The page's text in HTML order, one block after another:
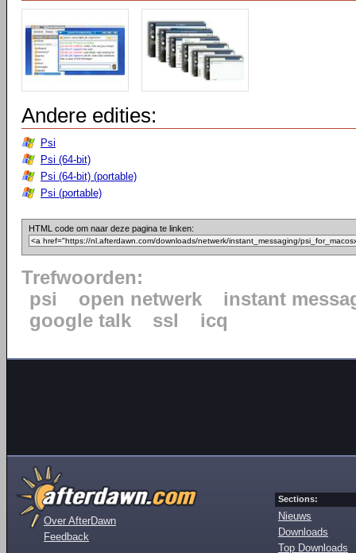
Andere edities:
Psi
Psi (64-bit)
Psi (64-bit) (portable)
Psi (portable)
HTML code om naar deze pagina te linken:
Trefwoorden:
psi
open netwerk
instant
google talk
ssl icq
Over AfterDawn
Feedback
Sections:
Nieuws
Downloads
Top Downloads